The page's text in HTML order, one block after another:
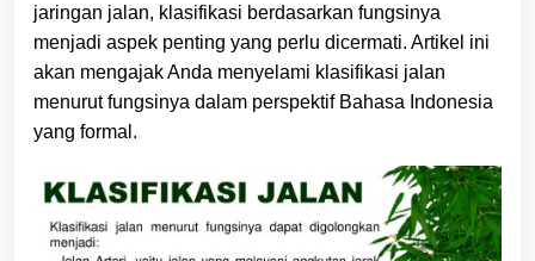
jaringan jalan, klasifikasi berdasarkan fungsinya
menjadi aspek penting yang perlu dicermati. Artikel ini
akan mengajak Anda menyelami klasifikasi jalan
menurut fungsinya dalam perspektif Bahasa Indonesia
yang formal.